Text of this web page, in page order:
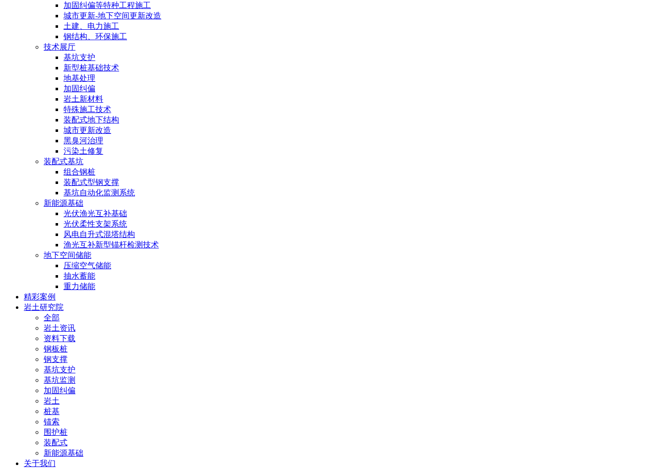
加固纠偏等特种工程施工
城市更新-地下空间更新改造
土建、电力施工
钢结构、环保施工
技术展厅
基坑支护
新型桩基础技术
地基处理
加固纠偏
岩土新材料
特殊施工技术
装配式地下结构
城市更新改造
黑臭河治理
污染土修复
装配式基坑
组合钢桩
装配式型钢支撑
基坑自动化监测系统
新能源基础
光伏渔光互补基础
光伏柔性支架系统
风电自升式混塔结构
渔光互补新型锚杆检测技术
地下空间储能
压缩空气储能
抽水蓄能
重力储能
精彩案例
岩土研究院
全部
岩土资讯
资料下载
钢板桩
钢支撑
基坑支护
基坑监测
加固纠偏
岩土
桩基
锚索
围护桩
装配式
新能源基础
关于我们